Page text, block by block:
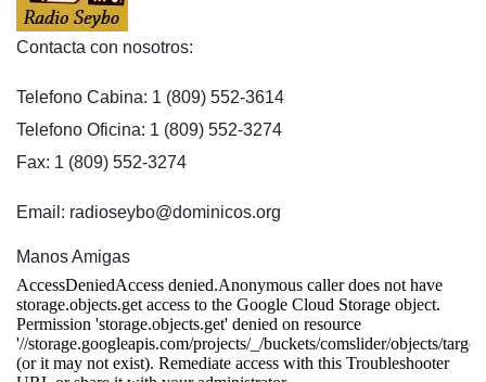
Contacta con nosotros:
Telefono Cabina: 1 (809) 552-3614
Telefono Oficina: 1 (809) 552-3274
Fax: 1 (809) 552-3274
Email: radioseybo@dominicos.org
Manos Amigas